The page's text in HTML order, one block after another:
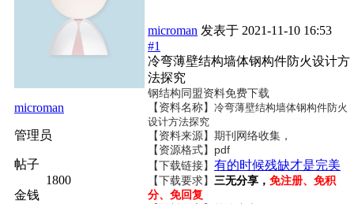
microman
管理员
帖子
1800
金钱
microman 发表于 2021-11-10 16:53
#1
冷弯薄壁结构墙体钢构件防火设计方
法探究
钢结构同盟资料免费下载
【资料名称】 冷弯薄壁结构墙体钢构件防火
设计方法探究
【资料来源】期刊网络收集，
【资源格式】pdf
【下载链接】 有的时候残缺才是完美
【下载要求】 三无分享， 免注册、免积
分、免回复